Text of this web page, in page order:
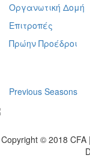
Οργανωτική Δομή
Επιτροπές
Πρώην Προέδροι
Previous Seasons
Copyright © 2018 CFA |